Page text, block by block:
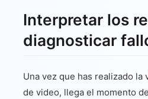
Interpretar los
diagnosticar
Una vez que has realizado la
de video, llega el momento